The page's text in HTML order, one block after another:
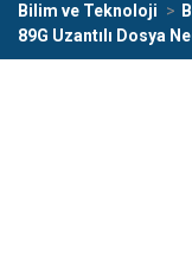
Bilim ve Teknoloji
89G Uzantılı Dosya